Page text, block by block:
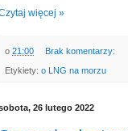
więcej »
o 21:00 Brak komentarzy:
Etykiety: o LNG na morzu
26 lutego 2022